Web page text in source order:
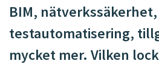
BIM, nätverkssäkerhet,
testautomatisering,
mycket mer. Vilken